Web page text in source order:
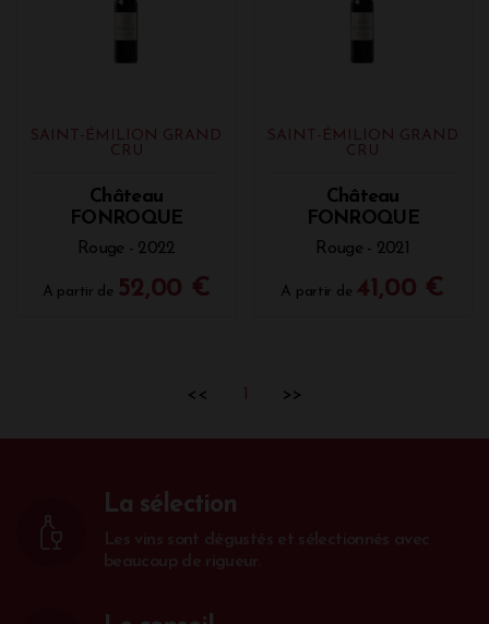
SAINT-ÉMILION GRAND
CRU
Château
FONROQUE
Rouge - 2022
A partir de 52,00 €
SAINT-ÉMILION GRAND
CRU
Château
FONROQUE
Rouge - 2021
A partir de 41,00 €
<< >>
La sélection